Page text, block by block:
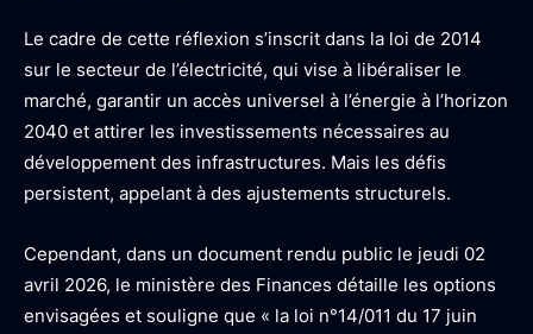
Le cadre de cette réflexion s’inscrit dans la loi de 2014
sur le secteur de l’électricité, qui vise à libéraliser le
marché, garantir un accès universel à l’énergie à l’horizon
2040 et attirer les investissements nécessaires au
développement des infrastructures. Mais les défis
persistent, appelant à des ajustements structurels.
Cependant, dans un document rendu public le jeudi 02
avril 2026, le ministère des Finances détaille les options
envisagées et souligne que « la loi n°14/011 du 17 juin